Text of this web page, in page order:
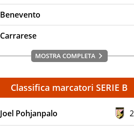
Benevento
Carrarese
MOSTRA COMPLETA
Classifica marcatori SERIE B
Joel Pohjanpalo